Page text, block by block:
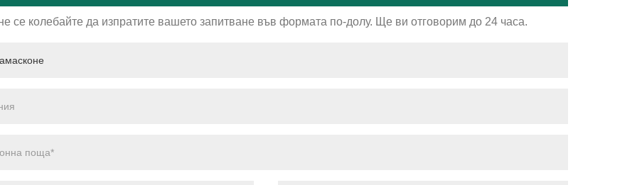
се колебайте да изпратите вашето запитване във формата по-долу. Ще ви отговорим до 24 часа.